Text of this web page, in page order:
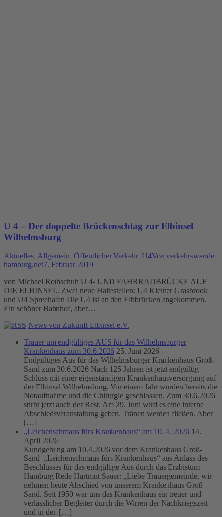
U 4 – Der doppelte Brückenschlag zur Elbinsel
Wilhelmsburg
Aktuelles, Allgemein, Öffentlicher Verkehr, U4Von verkehrswende-
hamburg.net7. Februar 2019
von Michael Rothschuh U 4- UND FAHRRADBRÜCKE AUF
DIE ELBINSEL. Zwei neue Haltestellen: U4 Kleiner Grasbrook
und U4 Spreehafen Die U4 ist an den Elbbrücken angekommen.
Ein schöner Bahnhof, aber…
News von Zukunft Elbinsel e.V.
Trauer um endgültiges AUS für das Wilhelmsburger
Krankenhaus zum 30.6.2026 25. Juni 2026
Endgültiges Aus für das Wilhelmsburger Krankenhaus Groß-
Sand zum 30.6.2026 Nach 125 Jahren ist jetzt endgültig
Schluss mit einer eigenständigen Krankenhausversorgung auf
der Elbinsel Wilhelmsburg. Vor einem Jahr wurden bereits die
Notaufnahme und die Chirurgie geschlossen. Zum 30.6.2026
stirbt jetzt auch der Rest. Am 29. Juni wird es eine interne
Abschiedsveranstaltung geben. Tränen werden fließen. Aber
[…]
„Leichenschmaus fürs Krankenhaus“ am 10. 4. 2026 14.
April 2026
Kundgebung am 10.4.2026 vor dem Krankenhaus Groß-
Sand „Leichenschmaus fürs Krankenhaus“ aus Anlass des
Beschlusses für das endgültige Aus durch das Erzbistum
Hamburg Rede Hartmut Sauer: „Liebe Trauergemeinde, wir
nehmen heute Abschied von unserem Krankenhaus Groß
Sand. Seit 1950 war uns das Krankenhaus ein treuer und
verlässlicher Begleiter durch die Wirren der Nachkriegszeit
und in den […]